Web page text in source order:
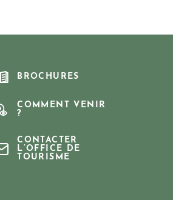
BROCHURES
COMMENT VENIR
?
CONTACTER
L’OFFICE DE
TOURISME